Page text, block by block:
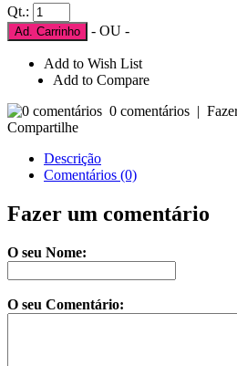
Qt.:
Ad. Carrinho - OU -
Add to Wish List
Add to Compare
0 comentários |
Compartilhe
Descrição
Comentários (0)
Fazer um comentário
O seu Nome:
O seu Comentário: